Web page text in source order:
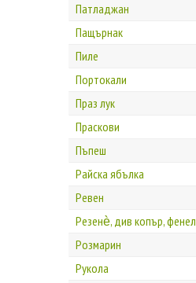
Патладжан
Пащърнак
Пиле
Портокали
Праз лук
Праскови
Пъпеш
Райска ябълка
Ревен
Резенѐ, див копър, фенел
Розмарин
Рукола